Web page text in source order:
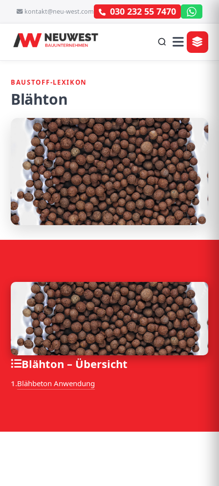
kontakt@neu-west.com 030 232 55 7470
BAUSTOFF-LEXIKON
Blähton
Blähton – Übersicht
1.Blähbeton Anwendung